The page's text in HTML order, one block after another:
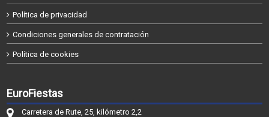
Política de privacidad
Condiciones generales de contratación
Política de cookies
EuroFiestas
Carretera de Rute, 25, kilómetro 2,2